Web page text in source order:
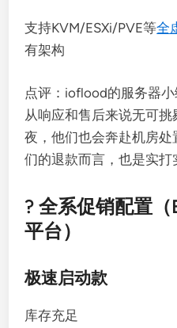
支持KVM/ESXi/PVE等全
有架构
点评：ioflood的服务器
从响应和售后来说无可
夜，他们也会奔赴机房
们的退款而言，也是实打
? 全系促销配置
平台）
极速启动款
库存充足